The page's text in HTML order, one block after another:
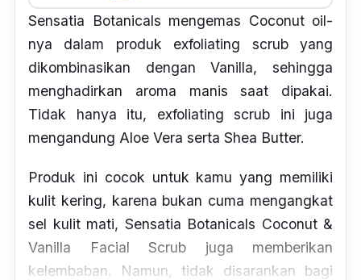
Sensatia Botanicals mengemas Coconut oil-
nya dalam produk exfoliating scrubyang
dikombinasikan denganVanilla, sehingga
menghadirkan aroma manis saat dipakai.
Tidak hanya itu, exfoliating scrub ini juga
mengandung Aloe Vera serta Shea Butter.
Produk ini cocok untuk kamu yang memiliki
kulit kering, karena bukan cuma mengangkat
sel kulit mati, Sensatia Botanicals Coconut &
Vanilla Facial Scrub juga memberikan
kelembaban. Namun, tidak disarankan bagi